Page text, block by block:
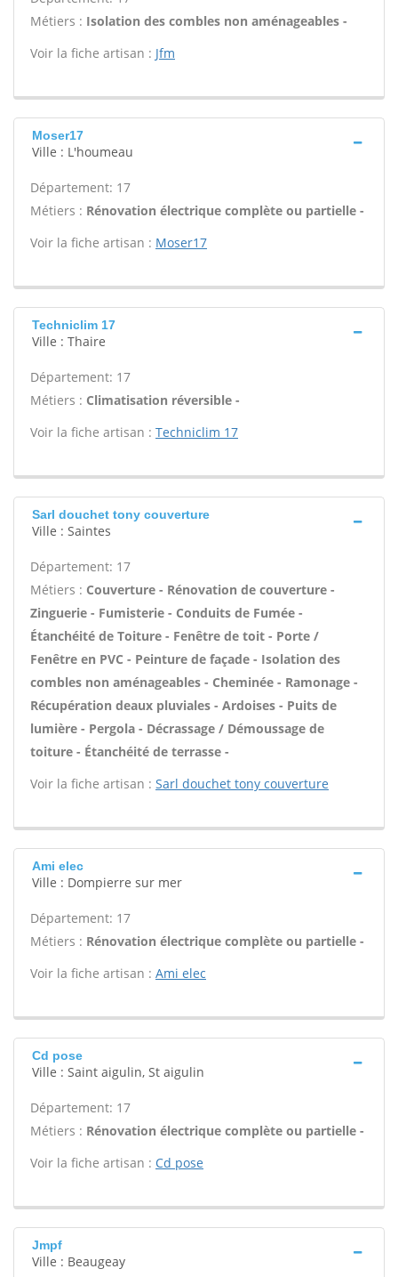
Métiers : Isolation des combles non aménageables -
Voir la fiche artisan : Jfm
Moser17
Ville : L'houmeau
Département: 17
Métiers : Rénovation électrique complète ou partielle -
Voir la fiche artisan : Moser17
Techniclim 17
Ville : Thaire
Département: 17
Métiers : Climatisation réversible -
Voir la fiche artisan : Techniclim 17
Sarl douchet tony couverture
Ville : Saintes
Département: 17
Métiers : Couverture - Rénovation de couverture -
Zinguerie - Fumisterie - Conduits de Fumée -
Étanchéité de Toiture - Fenêtre de toit - Porte /
Fenêtre en PVC - Peinture de façade - Isolation des
combles non aménageables - Cheminée - Ramonage -
Récupération deaux pluviales - Ardoises - Puits de
lumière - Pergola - Décrassage / Démoussage de
toiture - Étanchéité de terrasse -
Voir la fiche artisan : Sarl douchet tony couverture
Ami elec
Ville : Dompierre sur mer
Département: 17
Métiers : Rénovation électrique complète ou partielle -
Voir la fiche artisan : Ami elec
Cd pose
Ville : Saint aigulin, St aigulin
Département: 17
Métiers : Rénovation électrique complète ou partielle -
Voir la fiche artisan : Cd pose
Jmpf
Ville : Beaugeay